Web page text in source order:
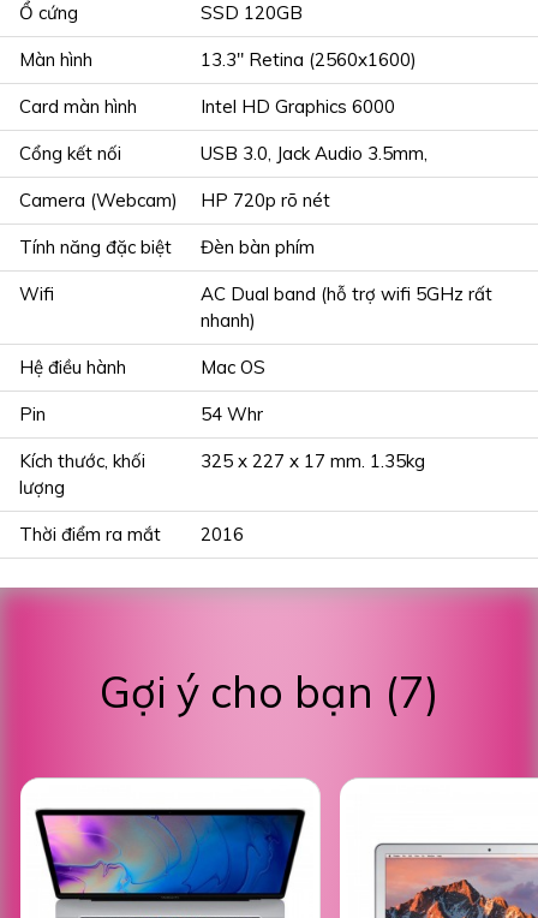
Ổ cứng SSD 120GB
Màn hình 13.3" Retina (2560x1600)
Card màn hình Intel HD Graphics 6000
Cổng kết nối USB 3.0, Jack Audio 3.5mm,
Camera (Webcam) HP 720p rõ nét
Tính năng đặc biệt Đèn bàn phím
Wifi
AC Dual band (hỗ trợ wifi 5GHz rất
nhanh)
Hệ điều hành Mac OS
Pin 54 Whr
Kích thước, khối
lượng
325 x 227 x 17 mm. 1.35kg
Thời điểm ra mắt 2016
Gợi ý cho bạn (7)